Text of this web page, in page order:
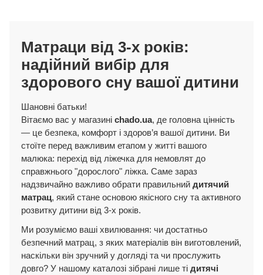
Матраци від 3-х років:
надійний вибір для
здорового сну вашої дитини
Шановні батьки!
Вітаємо вас у магазині chado.ua, де головна цінність
— це безпека, комфорт і здоров’я вашої дитини. Ви
стоїте перед важливим етапом у житті вашого
малюка: перехід від ліжечка для немовлят до
справжнього "дорослого" ліжка. Саме зараз
надзвичайно важливо обрати правильний дитячий
матрац, який стане основою якісного сну та активного
розвитку дитини від 3-х років.
Ми розуміємо ваші хвилювання: чи достатньо
безпечний матрац, з яких матеріалів він виготовлений,
наскільки він зручний у догляді та чи прослужить
довго? У нашому каталозі зібрані лише ті дитячі